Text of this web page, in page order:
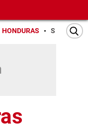
HONDURAS SAN PEDRO